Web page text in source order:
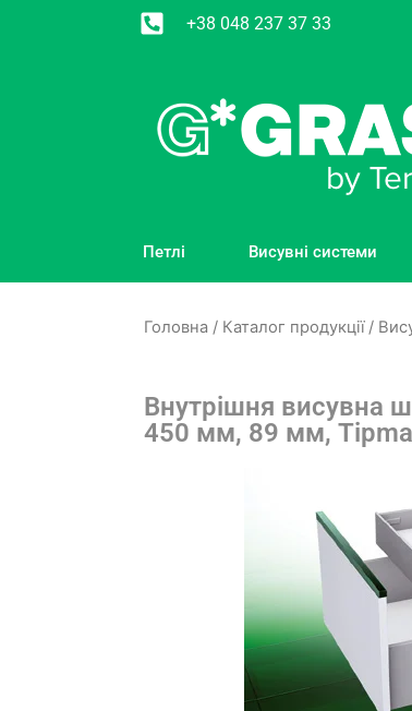
+38 048 237 37 33
Петлі Висувні системи
Головна / Каталог продукції/
Внутрішня висувна
450 мм, 89 мм,